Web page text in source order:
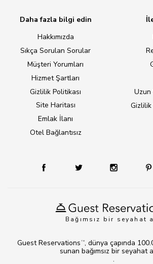
Bağımsız bir seyahat
Daha fazla bilgi edin
Hakkımızda
Sıkça Sorulan Sorular
Müşteri Yorumları
Hizmet Şartları
Gizlilik Politikası
Site Haritası
Emlak İlanı
Otel Bağlantısız
Uzun
Guest Reservations TM, dünya çapında
sunan bağımsız bir seyahat
.